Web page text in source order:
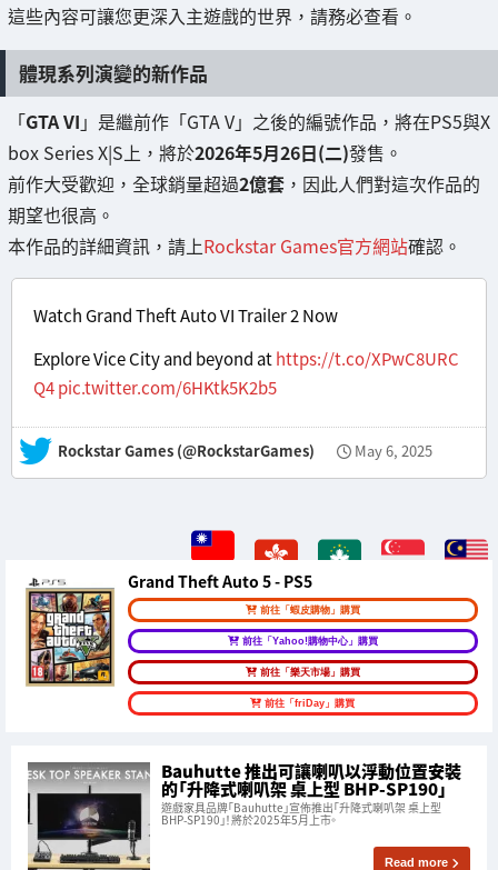
這些內容可讓您更深入主遊戲的世界，請務必查看。
體現系列演變的新作品
「GTA VI 」是繼前作「GTA V」之後的編號作品，將在PS5與X
box Series X|S上，將於2026年5月26日(二)發售。
前作大受歡迎，全球銷量超過2億套 ，因此人們對這次作品的
期望也很高。
本作品的詳細資訊，請上Rockstar Games官方網站確認。
Watch Grand Theft Auto VI Trailer 2 Now
Explore Vice City and beyond athttps://t.co/XPwC8URC
Q4pic.twitter.com/6HKtk5K2b5
— Rockstar Games (@RockstarGames) May 6, 2025
Grand Theft Auto 5 - PS5
前往「蝦皮購物」購買
前往「Yahoo!購物中心」購買
前往「樂天市場」購買
前往「friDay」購買
Bauhutte 推出可讓喇叭以浮動位置安裝
的「升降式喇叭架 桌上型 BHP-SP190」
遊戲家具品牌「Bauhutte」宣佈推出「升降式喇叭架 桌上型
BHP-SP190」！將於2025年5月上市。
Read more